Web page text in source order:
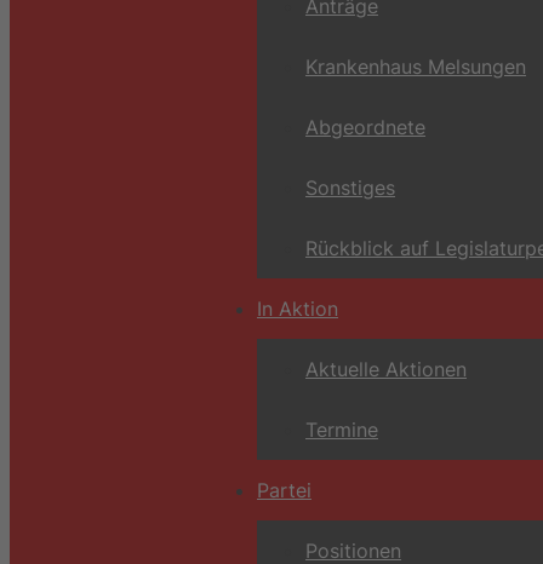
Anträge
Krankenhaus Melsungen
Abgeordnete
Sonstiges
Rückblick auf
In Aktion
Aktuelle Aktionen
Termine
Partei
Positionen